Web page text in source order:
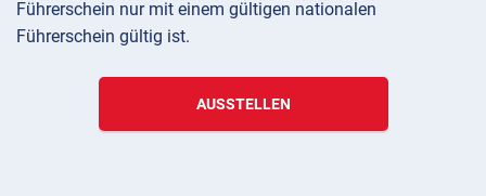
Führerschein nur mit einem gültigen nationalen
Führerschein gültig ist.
AUSSTELLEN